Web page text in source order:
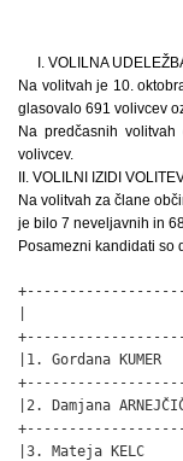
I. VOLILNA
Na volitvah je 10.
glasovalo 691 volivcev
Na predčasnih
volivcev.
II. VOLILNI IZIDI
Na volitvah za člane
je bilo 7 neveljavnih in
Posamezni kandidati so
|
|1. Gordana
|2. Damjana
|3. Mateja KELC